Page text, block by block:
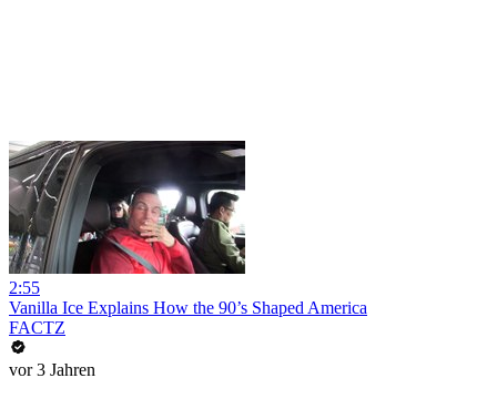
2:55
Vanilla Ice Explains How the 90’s Shaped America
FACTZ
vor 3 Jahren